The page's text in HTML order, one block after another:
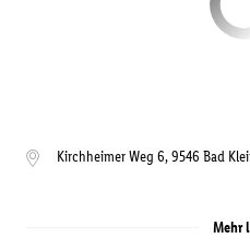
Kirchheimer Weg 6,9546 Bad
Mehr